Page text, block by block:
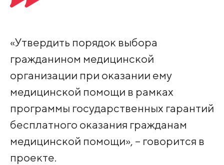
«Утвердить порядок выбора
гражданином медицинской
организации при оказании ему
медицинской помощи в рамках
программы государственных гарантий
бесплатного оказания гражданам
медицинской помощи», – говорится в
проекте.